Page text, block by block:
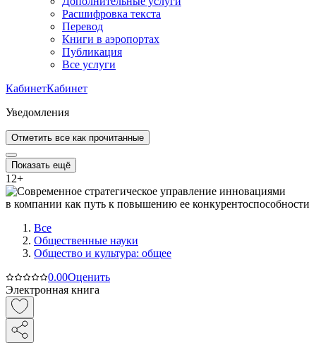
Расшифровка текста
Перевод
Книги в аэропортах
Публикация
Все услуги
КабинетКабинет
Уведомления
Отметить все как прочитанные
Показать ещё
12+
Все
Общественные науки
Общество и культура: общее
0.00Оценить
Электронная книга